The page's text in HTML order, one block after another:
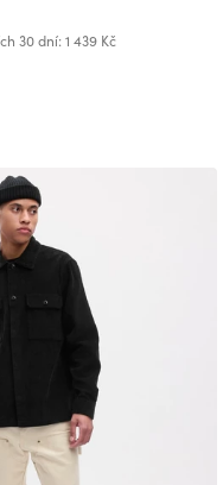
30 dní: 1 439 Kč